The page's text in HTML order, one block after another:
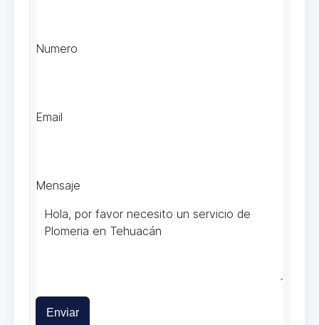
Numero
Email
Mensaje
Enviar